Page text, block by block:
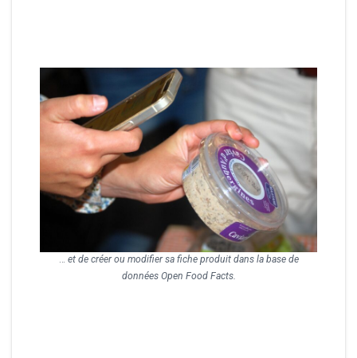
et de créer ou modifier sa fiche produit dans la base de
données Open Food Facts.